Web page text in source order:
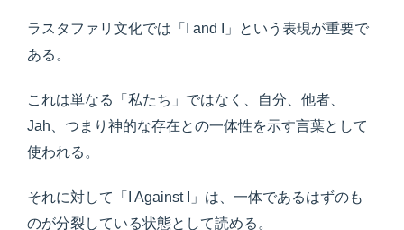
ラスタファリ文化では「I and I」という表現が重要で
ある。
これは単なる「私たち」ではなく、自分、他者、
Jah、つまり神的な存在との一体性を示す言葉として
使われる。
それに対して「I Against I」は、一体であるはずのも
のが分裂している状態として読める。